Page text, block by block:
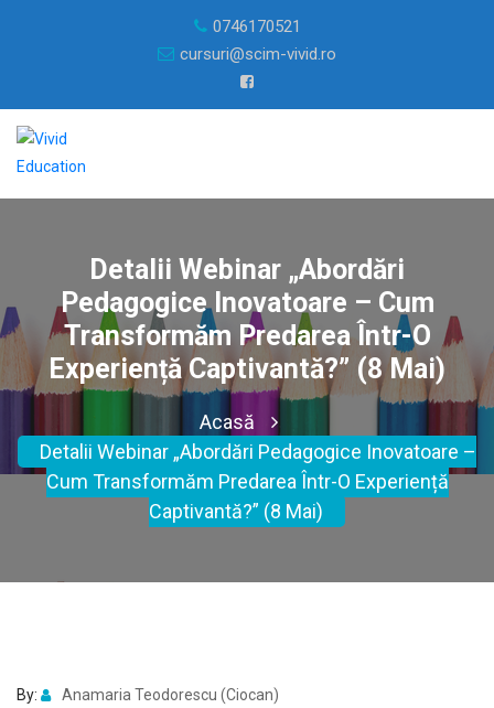
0746170521
cursuri@scim-vivid.ro
Detalii Webinar „Abordări
Pedagogice Inovatoare – Cum
Transformăm Predarea Într-O
Experiență Captivantă?” (8 Mai)
Acasă
Detalii Webinar „Abordări Pedagogice Inovatoare –
Cum Transformăm Predarea Într-O Experiență
Captivantă?” (8 Mai)
By: Anamaria Teodorescu (Ciocan)